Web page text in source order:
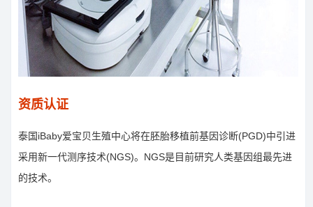
资质认证
泰国iBaby爱宝贝生殖中心将在胚胎移植前基因诊断(PGD)中引进
采用新一代测序技术(NGS)。NGS是目前研究人类基因组最先进
的技术。